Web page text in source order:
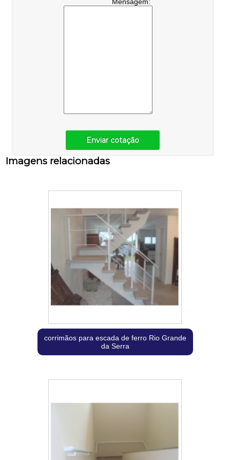
Mensagem:
Enviar cotação
Imagens relacionadas
corrimãos para escada de ferro Rio Grande
da Serra